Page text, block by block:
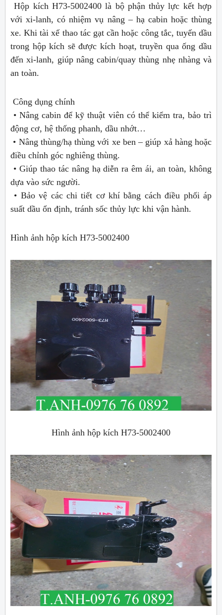
Hộp kích H73-5002400 là bộ phận thủy lực kết hợp
với xi-lanh, có nhiệm vụ nâng – hạ cabin hoặc thùng
xe. Khi tài xế thao tác gạt cần hoặc công tắc, tuyến dầu
trong hộp kích sẽ được kích hoạt, truyền qua ống dầu
đến xi-lanh, giúp nâng cabin/quay thùng nhẹ nhàng và
an toàn.
Công dụng chính
• Nâng cabin để kỹ thuật viên có thể kiểm tra, bảo trì
động cơ, hệ thống phanh, dầu nhớt…
• Nâng thùng/hạ thùng với xe ben – giúp xả hàng hoặc
điều chỉnh góc nghiêng thùng.
• Giúp thao tác nâng hạ diễn ra êm ái, an toàn, không
dựa vào sức người.
• Bảo vệ các chi tiết cơ khí bằng cách điều phối áp
suất dầu ổn định, tránh sốc thủy lực khi vận hành.
Hình ảnh hộp kích H73-5002400
Hình ảnh hộp kích H73-5002400